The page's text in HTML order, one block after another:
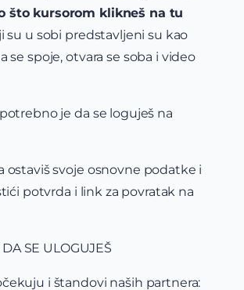
što kursorom klikneš na tu
su u sobi predstavljeni su kao
se spoje, otvara se soba i video
je da se loguješ na
ostaviš svoje osnovne podatke i
potvrda i link za povratak na
SE ULOGUJEŠ
i štandovi naših partnera: